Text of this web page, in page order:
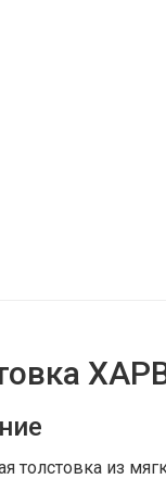
толстовка из